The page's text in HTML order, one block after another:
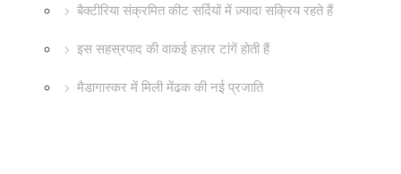
बैक्टीरिया संक्रमित कीट सर्दियों में ज़्यादा सक्रिय रहते हैं
इस सहस्रपाद की वाकई हज़ार टांगें होती हैं
मैडागास्कर में मिली मेंढक की नई प्रजाति